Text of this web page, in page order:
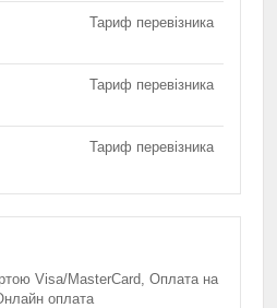
Тариф перевізника
Тариф перевізника
Тариф перевізника
Visa/MasterCard, Оплата на
оплата